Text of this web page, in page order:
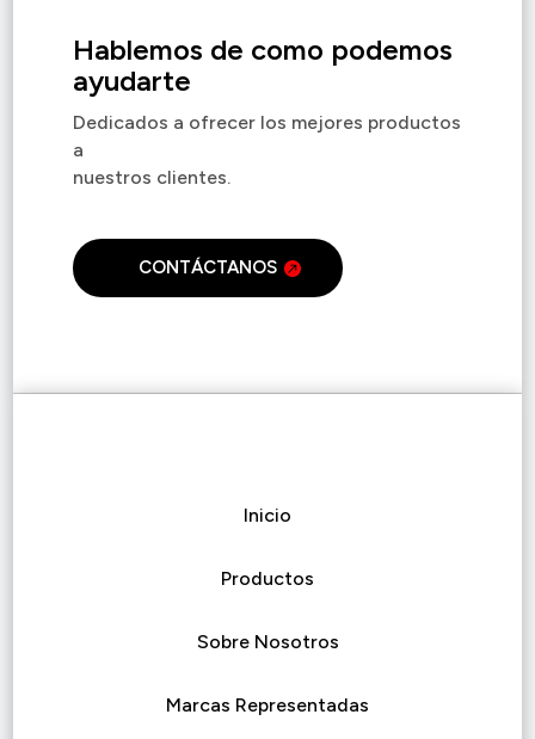
Hablemos de como podemos
ayudarte
Dedicados a ofrecer los mejores productos
a
nuestros clientes.
CONTÁCTANOS
Inicio
Productos
Sobre Nosotros
Marcas Representadas